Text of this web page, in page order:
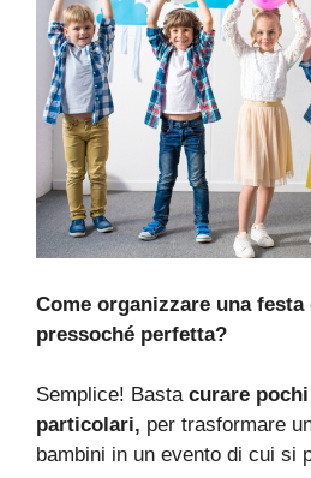
Come organizzare una
pressoché perfetta?
Semplice! Basta curare
particolari, per trasformare
bambini in un evento di cui si